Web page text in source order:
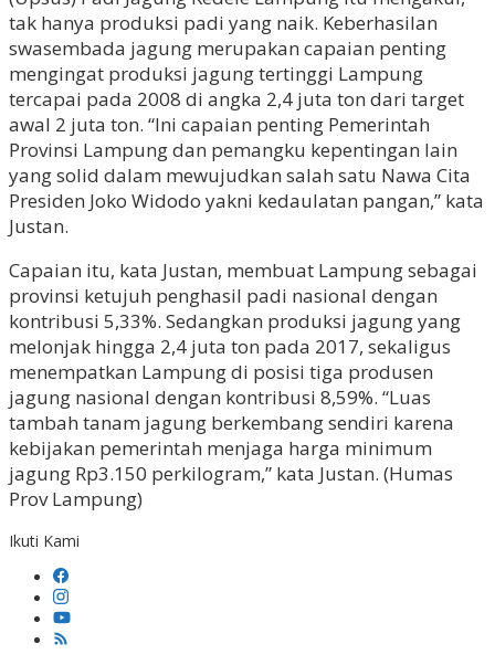
tak hanya produksi padi yang naik. Keberhasilan
swasembada jagung merupakan capaian penting
mengingat produksi jagung tertinggi Lampung
tercapai pada 2008 di angka 2,4 juta ton dari target
awal 2 juta ton. “Ini capaian penting Pemerintah
Provinsi Lampung dan pemangku kepentingan lain
yang solid dalam mewujudkan salah satu Nawa Cita
Presiden Joko Widodo yakni kedaulatan pangan,” kata
Justan.
Capaian itu, kata Justan, membuat Lampung sebagai
provinsi ketujuh penghasil padi nasional dengan
kontribusi 5,33%. Sedangkan produksi jagung yang
melonjak hingga 2,4 juta ton pada 2017, sekaligus
menempatkan Lampung di posisi tiga produsen
jagung nasional dengan kontribusi 8,59%. “Luas
tambah tanam jagung berkembang sendiri karena
kebijakan pemerintah menjaga harga minimum
jagung Rp3.150 perkilogram,” kata Justan. (Humas
Prov Lampung)
Ikuti Kami